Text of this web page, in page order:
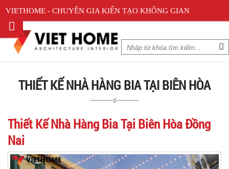
VIETHOME - CHUYÊN GIA KIẾN TẠO KHÔNG GIAN
THIẾT KẾ NHÀ HÀNG BIA TẠI BIÊN HÒA
Thiết Kế Nhà Hàng Bia Tại Biên Hòa Đồng
Nai